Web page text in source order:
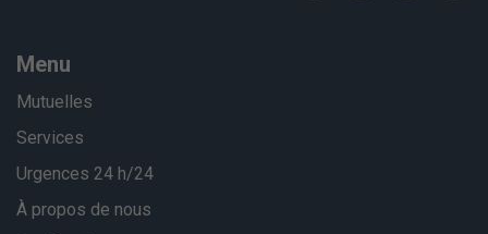
Menu
Mutuelles
Services
Urgences 24 h/24
À propos de nous